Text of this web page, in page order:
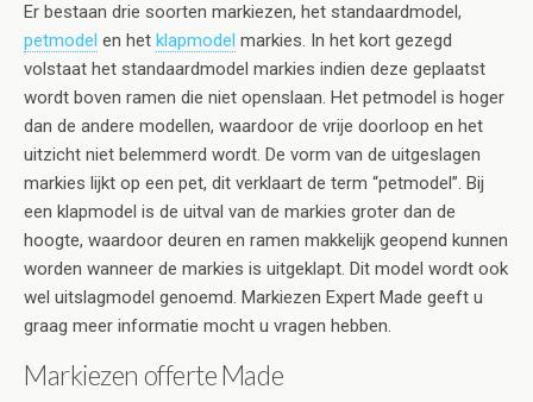
Er bestaan drie soorten markiezen, het standaardmodel,
petmodel en het klapmodel markies. In het kort gezegd
volstaat het standaardmodel markies indien deze geplaatst
wordt boven ramen die niet openslaan. Het petmodel is hoger
dan de andere modellen, waardoor de vrije doorloop en het
uitzicht niet belemmerd wordt. De vorm van de uitgeslagen
markies lijkt op een pet, dit verklaart de term “petmodel”. Bij
een klapmodel is de uitval van de markies groter dan de
hoogte, waardoor deuren en ramen makkelijk geopend kunnen
worden wanneer de markies is uitgeklapt. Dit model wordt ook
wel uitslagmodel genoemd. Markiezen Expert Made geeft u
graag meer informatie mocht u vragen hebben.
Markiezen offerte Made